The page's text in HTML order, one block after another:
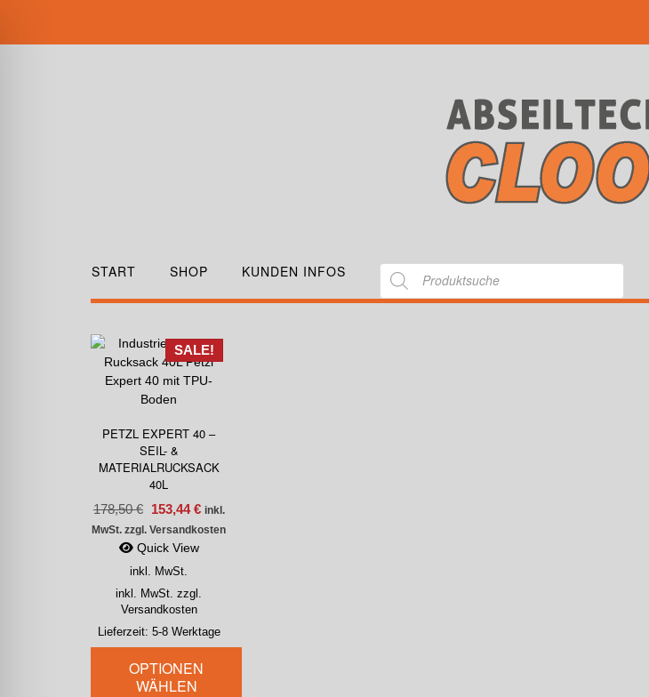
START SHOP KUNDEN INFOS
SALE!
PETZL EXPERT 40 –
SEIL- &
MATERIALRUCKSACK
40L
178,50€ 153,44€ inkl.
MwSt. zzgl. Versandkosten
Quick View
inkl. MwSt.
inkl. MwSt. zzgl.
Versandkosten
Lieferzeit: 5-8 Werktage
OPTIONEN
WÄHLEN